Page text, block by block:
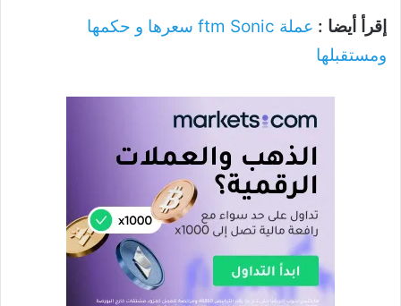
إقرأ أيضا :
عملة ftm Sonic سعرها و حكمها
ومستقبلها